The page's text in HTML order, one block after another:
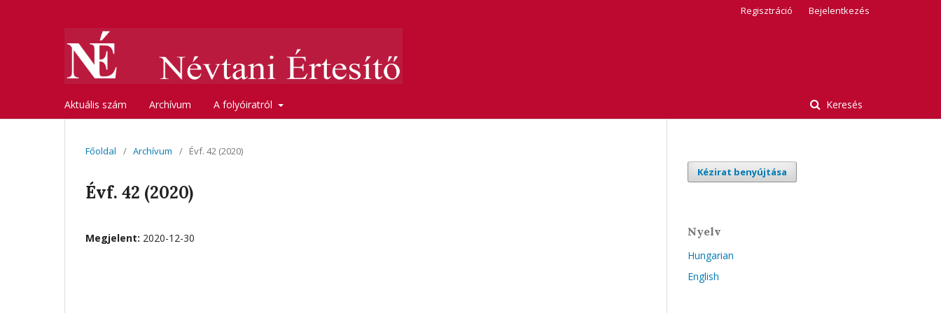
Aktuális szám Archívum A folyóiratról Keresés
Regisztráció Bejelentkezés
Főoldal / Archívum / Évf. 42 (2020)
Évf. 42 (2020)
Megjelent: 2020-12-30
Kézirat benyújtása
Nyelv
Hungarian
English